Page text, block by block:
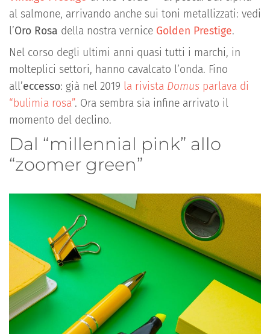
al salmone, arrivando anche sui toni metallizzati: vedi
l’Oro Rosa della nostra vernice Golden Prestige.
Nel corso degli ultimi anni quasi tutti i marchi, in
molteplici settori, hanno cavalcato l’onda. Fino
all’eccesso: già nel 2019 la rivista Domus parlava di
“bulimia rosa”. Ora sembra sia infine arrivato il
momento del declino.
Dal “millennial pink” allo
“zoomer green”